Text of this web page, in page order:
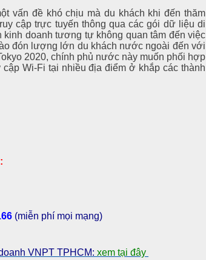
vấn đề khó chịu mà du khách khi đến thăm
cập trực tuyến thông qua các gói dữ liệu di
doanh tương tự không quan tâm đến việc
đón lượng lớn du khách nước ngoài đến với
2020, chính phủ nước này muốn phối hợp
Wi-Fi tại nhiều địa điểm ở khắp các thành
(miễn phí mọi mạng)
VNPT TPHCM: xem tại đây